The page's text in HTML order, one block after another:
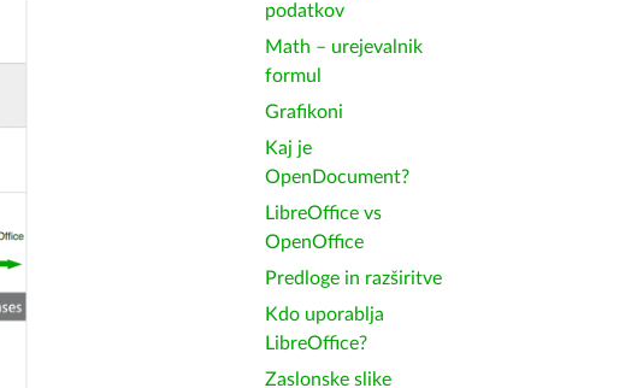
podatkov
Math – urejevalnik
formul
Grafikoni
Kaj je
OpenDocument?
LibreOffice vs
OpenOffice
Predloge in razširitve
Kdo uporablja
LibreOffice?
Zaslonske slike